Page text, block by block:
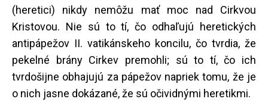
(heretici) nikdy nemôžu mať moc nad Cirkvou
Kristovou. Nie sú to tí, čo odhaľujú heretických
antipápežov II. vatikánskeho koncilu, čo tvrdia, že
pekelné brány Cirkev premohli; sú to tí, čo ich
tvrdošijne obhajujú za pápežov napriek tomu, že je
o nich jasne dokázané, že sú očividnými heretikmi.